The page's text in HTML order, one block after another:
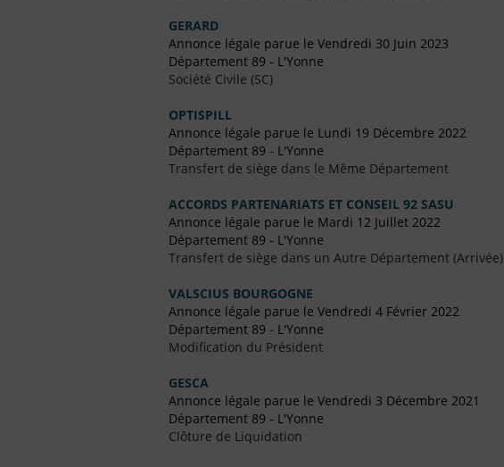
GERARD
Annonce légale parue le Vendredi 30 Juin 2023
Département 89 - L'Yonne
Société Civile (SC)
OPTISPILL
Annonce légale parue le Lundi 19 Décembre 2022
Département 89 - L'Yonne
Transfert de siège dans le Même Département
ACCORDS PARTENARIATS ET CONSEIL 92 SASU
Annonce légale parue le Mardi 12 Juillet 2022
Département 89 - L'Yonne
Transfert de siège dans un Autre Département (Arrivée)
VALSCIUS BOURGOGNE
Annonce légale parue le Vendredi 4 Février 2022
Département 89 - L'Yonne
Modification du Président
GESCA
Annonce légale parue le Vendredi 3 Décembre 2021
Département 89 - L'Yonne
Clôture de Liquidation